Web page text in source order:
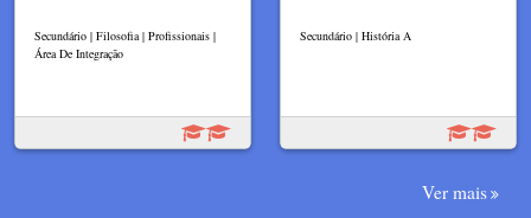
Secundário | Filosofia | Profissionais |
Área De Integração
Secundário | História A
Ver mais